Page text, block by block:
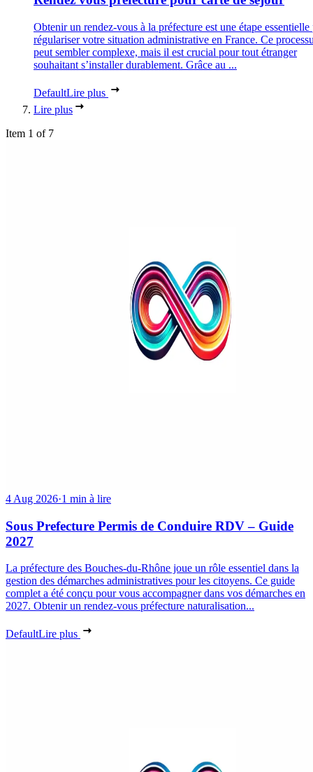
Obtenir un rendez-vous à la préfecture est une étape essentielle
régulariser votre situation administrative en France. Ce
peut sembler complexe, mais il est crucial pour tout étranger
souhaitant s’installer durablement. Grâce au ...
DefaultLire plus
Lire plus
Item 1 of 7
4 Aug 2026·1 min à lire
Sous Prefecture Permis de Conduire RDV – Guide
2027
La préfecture des Bouches-du-Rhône joue un rôle essentiel dans la
gestion des démarches administratives pour les citoyens. Ce guide
complet a été conçu pour vous accompagner dans vos démarches en
2027. Obtenir un rendez-vous préfecture naturalisation...
DefaultLire plus